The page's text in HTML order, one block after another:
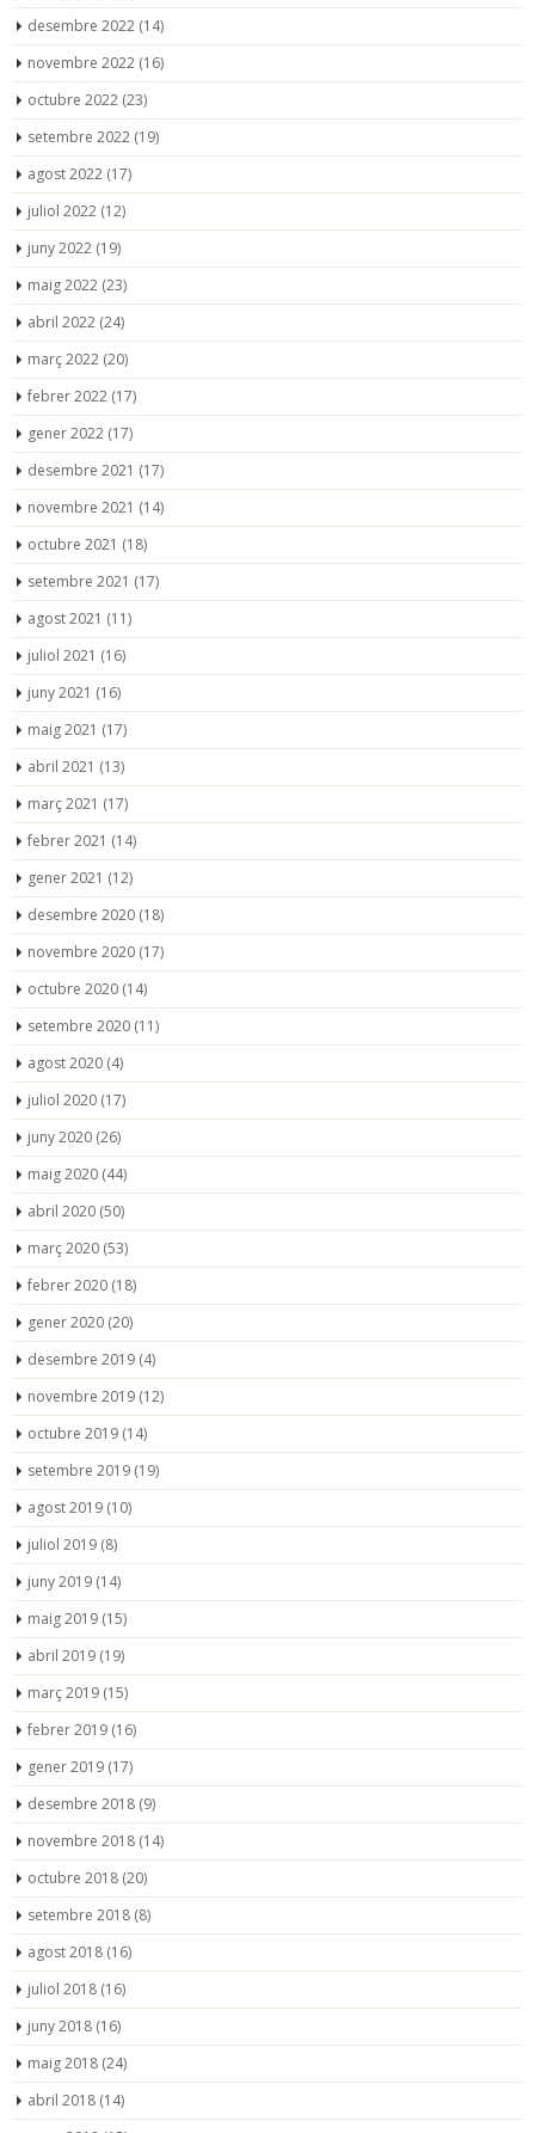
desembre 2022 (14)
novembre 2022 (16)
octubre 2022 (23)
setembre 2022 (19)
agost 2022 (17)
juliol 2022 (12)
juny 2022 (19)
maig 2022 (23)
abril 2022 (24)
març 2022 (20)
febrer 2022 (17)
gener 2022 (17)
desembre 2021 (17)
novembre 2021 (14)
octubre 2021 (18)
setembre 2021 (17)
agost 2021 (11)
juliol 2021 (16)
juny 2021 (16)
maig 2021 (17)
abril 2021 (13)
març 2021 (17)
febrer 2021 (14)
gener 2021 (12)
desembre 2020 (18)
novembre 2020 (17)
octubre 2020 (14)
setembre 2020 (11)
agost 2020 (4)
juliol 2020 (17)
juny 2020 (26)
maig 2020 (44)
abril 2020 (50)
març 2020 (53)
febrer 2020 (18)
gener 2020 (20)
desembre 2019 (4)
novembre 2019 (12)
octubre 2019 (14)
setembre 2019 (19)
agost 2019 (10)
juliol 2019 (8)
juny 2019 (14)
maig 2019 (15)
abril 2019 (19)
març 2019 (15)
febrer 2019 (16)
gener 2019 (17)
desembre 2018 (9)
novembre 2018 (14)
octubre 2018 (20)
setembre 2018 (8)
agost 2018 (16)
juliol 2018 (16)
juny 2018 (16)
maig 2018 (24)
abril 2018 (14)